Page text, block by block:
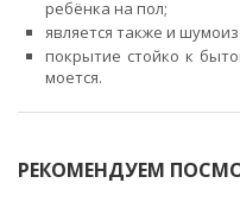
ребёнка на пол;
является также и
покрытие стойко к
моется.
РЕКОМЕНДУЕМ